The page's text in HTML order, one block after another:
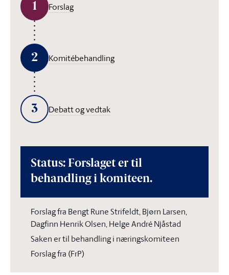
1 Forslag
2 Komitébehandling
3 Debatt og vedtak
Status: Forslaget er til
behandling i komiteen.
Forslag fra Bengt Rune Strifeldt, Bjørn Larsen,
Dagfinn Henrik Olsen, Helge André Njåstad
Saken er til behandling i næringskomiteen
Forslag fra (FrP)